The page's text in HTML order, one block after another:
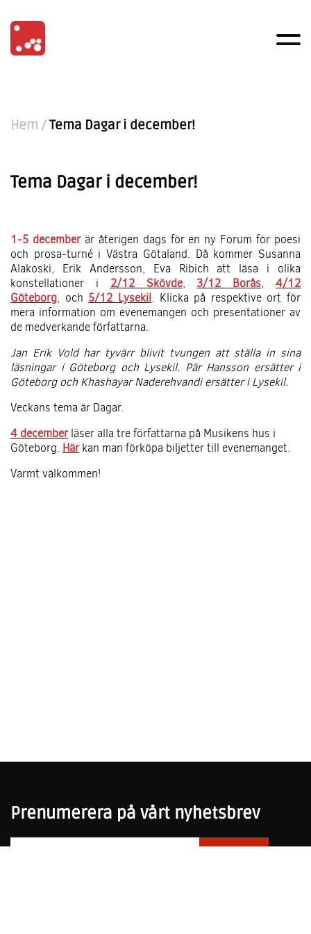
Hem /Tema Dagar i december!
Tema Dagar i december!
1-5 decemberär återigen dags för en ny Forum för poesi
och prosa-turné i Västra Götaland. Då kommer Susanna
Alakoski, Erik Andersson, Eva Ribich att läsa i olika
konstellationer i 2/12 Skövde, 3/12 Borås,4/12
Göteborg, och 5/12 Lysekil. Klicka på respektive ort för
mera information om evenemangen och presentationer av
de medverkande författarna.
Jan Erik Vold har tyvärr blivit tvungen att ställa in sina
läsningar i Göteborg och Lysekil. Pär Hansson ersätter i
Göteborg och Khashayar Naderehvandi ersätter i Lysekil.
Veckans tema är Dagar.
4 decemberläser alla tre författarna på Musikens hus i
Göteborg. Härkan man förköpa biljetter till evenemanget.
Varmt välkommen!
Prenumerera på vårt nyhetsbrev